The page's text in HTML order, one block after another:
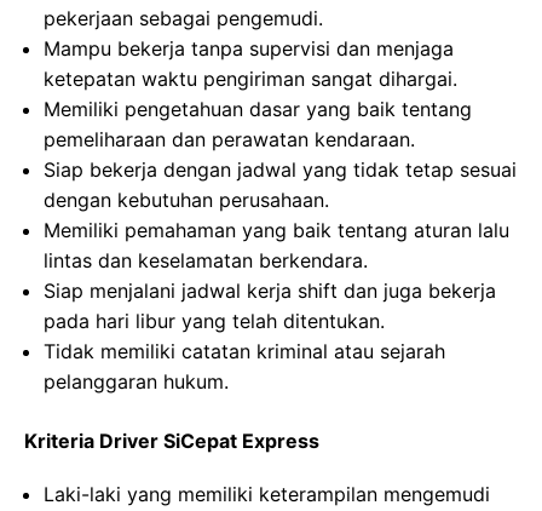
pekerjaan sebagai pengemudi.
Mampu bekerja tanpa supervisi dan menjaga
ketepatan waktu pengiriman sangat dihargai.
Memiliki pengetahuan dasar yang baik tentang
pemeliharaan dan perawatan kendaraan.
Siap bekerja dengan jadwal yang tidak tetap sesuai
dengan kebutuhan perusahaan.
Memiliki pemahaman yang baik tentang aturan lalu
lintas dan keselamatan berkendara.
Siap menjalani jadwal kerja shift dan juga bekerja
pada hari libur yang telah ditentukan.
Tidak memiliki catatan kriminal atau sejarah
pelanggaran hukum.
Kriteria Driver SiCepat Express
Laki-laki yang memiliki keterampilan mengemudi